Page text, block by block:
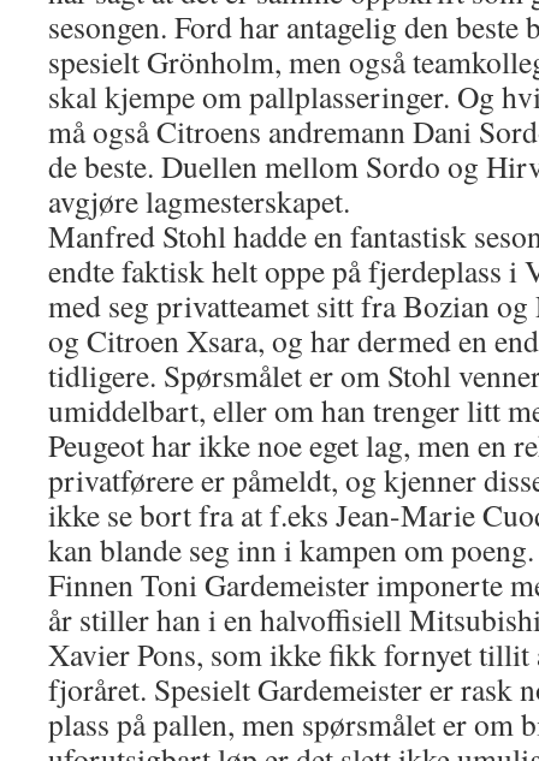
sesongen. Ford har antagelig den
spesielt Grönholm, men også
skal kjempe om pallplasseringer. Og
må også Citroens andremann Dani
de beste. Duellen mellom Sordo og
avgjøre lagmesterskapet.
Manfred Stohl hadde en fantastisk
endte faktisk helt oppe på fjerdeplass i
med seg privatteamet sitt fra Bozian
og Citroen Xsara, og har dermed en
tidligere. Spørsmålet er om Stohl
umiddelbart, eller om han trenger litt
Peugeot har ikke noe eget lag, men en
privatførere er påmeldt, og kjenner
ikke se bort fra at f.eks Jean-Marie
kan blande seg inn i kampen om poeng.
Finnen Toni Gardemeister imponerte
år stiller han i en halvoffisiell
Xavier Pons, som ikke fikk fornyet tillit
fjoråret. Spesielt Gardemeister er rask
plass på pallen, men spørsmålet er om